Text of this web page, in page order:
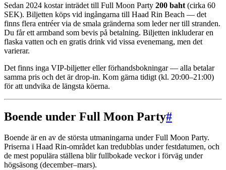
Sedan 2024 kostar inträdet till Full Moon Party 200 baht (cirka 60
SEK). Biljetten köps vid ingångarna till Haad Rin Beach — det
finns flera entréer via de smala gränderna som leder ner till stranden.
Du får ett armband som bevis på betalning. Biljetten inkluderar en
flaska vatten och en gratis drink vid vissa evenemang, men det
varierar.
Det finns inga VIP-biljetter eller förhandsbokningar — alla betalar
samma pris och det är drop-in. Kom gärna tidigt (kl. 20:00–21:00)
för att undvika de längsta köerna.
Boende under Full Moon Party#
Boende är en av de största utmaningarna under Full Moon Party.
Priserna i Haad Rin-området kan tredubblas under festdatumen, och
de mest populära ställena blir fullbokade veckor i förväg under
högsäsong (december–mars).